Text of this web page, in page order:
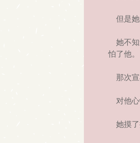
但是她
她不知
怕了他。
那次宣
对他心
她摸了